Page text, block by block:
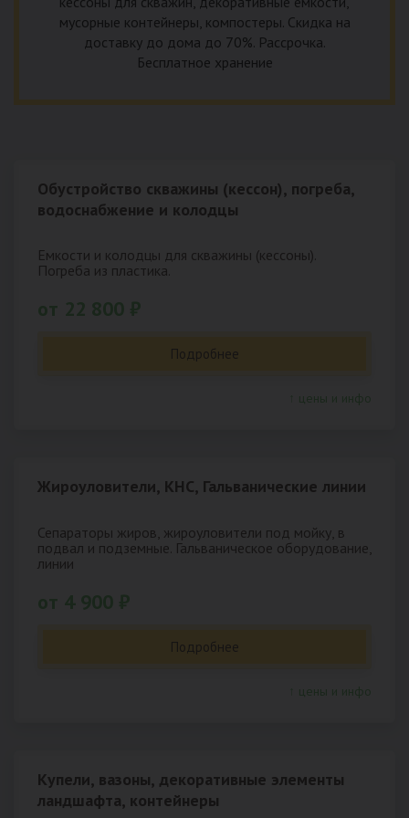
мусорные контейнеры, компостеры. Скидка на
доставку до дома до 70%. Рассрочка.
Бесплатное хранение
Обустройство скважины (кессон), погреба,
водоснабжение и колодцы
Емкости и колодцы для скважины (кессоны).
Погреба из пластика.
Подробнее
Жироуловители, КНС, Гальванические линии
Сепараторы жиров, жироуловители под мойку, в
подвал и подземные. Гальваническое оборудование,
линии
Подробнее
Купели, вазоны, декоративные элементы
ландшафта, контейнеры